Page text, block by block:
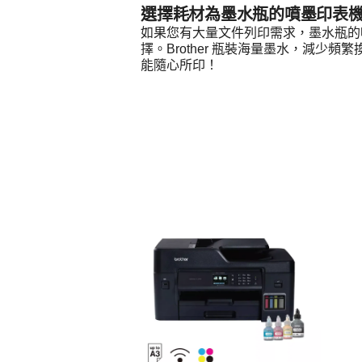
選擇耗材為墨水瓶的噴墨印表
如果您有大量文件列印需求，墨水瓶
擇。Brother 瓶裝海量墨水，減少頻繁
能隨心所印！